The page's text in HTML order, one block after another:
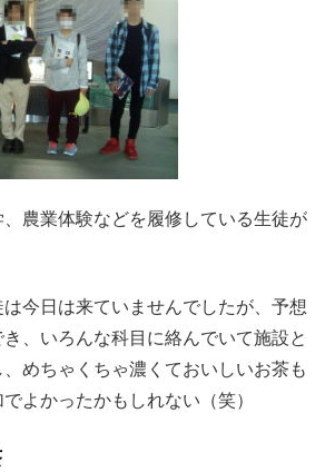
農業体験などを履修している生徒が
今日は来ていませんでしたが、予想
、いろんな科目に絡んでいて施設と
めちゃくちゃ濃くておいしいお茶も
よかったかもしれない（笑）